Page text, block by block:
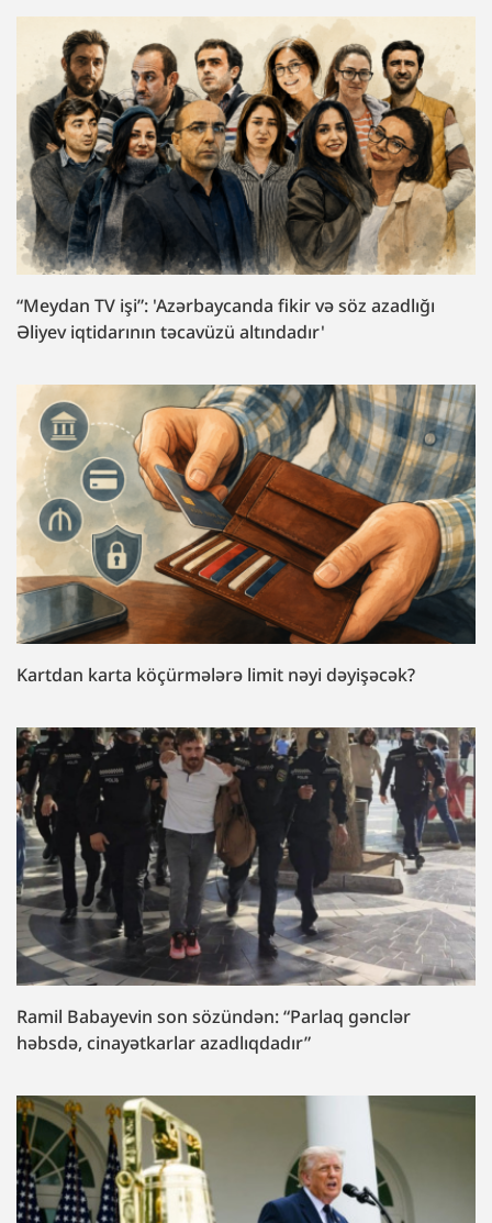
“Meydan TV işi”: 'Azərbaycanda fikir və söz azadlığı
Əliyev iqtidarının təcavüzü altındadır'
Kartdan karta köçürmələrə limit nəyi dəyişəcək?
Ramil Babayevin son sözündən: “Parlaq gənclər
həbsdə, cinayətkarlar azadlıqdadır”